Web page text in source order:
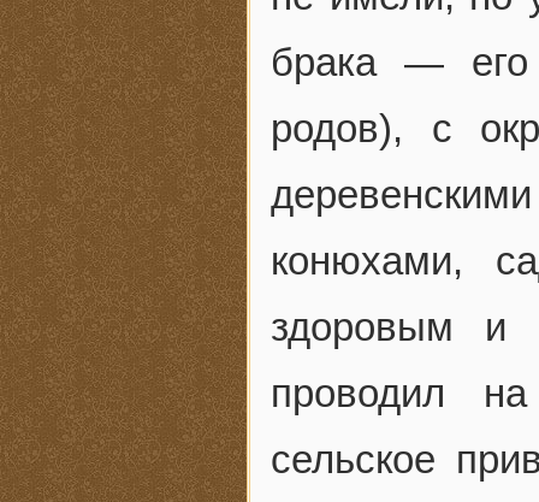
брака — его
родов), с
конюхами,
здоровым и
проводил
сельское